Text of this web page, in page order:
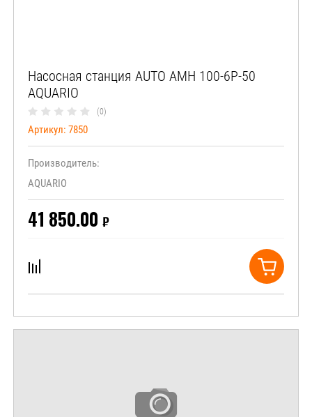
Насосная станция AUTO AMH 100-6P-50
AQUARIO
(0)
Артикул: 7850
Производитель:
AQUARIO
41 850.00 ₽